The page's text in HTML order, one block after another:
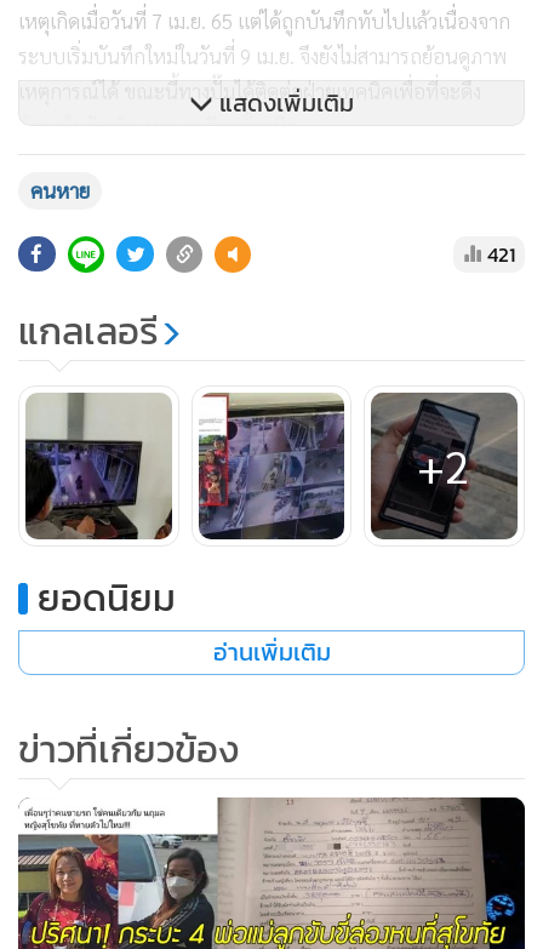
เหตุเกิดเมื่อวันที่ 7 เม.ย. 65 แต่ได้ถูกบันทึกทับไปแล้วเนื่องจาก
ระบบเริ่มบันทึกใหม่ในวันที่ 9 เม.ย. จึงยังไม่สามารถย้อนดูภาพ
เหตุการณ์ได้ ขณะนี้ทางปั๊มได้ติดต่อฝ่ายเทคนิคเพื่อที่จะดึง
ข้อมูลในวันเกิดเหตุมาดูอีกครั้งหนึ่ง
อย่างไรก็ตาม ตำรวจชุดสืบสวน สภ.พรหมพิรามกำลังตรวจสอบ
กล้องวงจรปิดตามเส้นทางที่คาดว่ามีคนขับรถยนต์มารับทั้ง 4 คน
ออกไปจากปั๊มน้ำมัน ก่อนจะหายตัวไปไม่สามารถติดต่อได้ใน
ขณะที่ผู้สื่อข่าวได้โทรศัพท์สอบถามผู้ประกอบการเต็นท์รถใน
พื้นที่จังหวัดพิษณุโลก ซึ่งติดต่อซื้อรถกระบะคันนี้ไป ซึ่งให้ข้อมูล
ว่าได้ขายรถต่อไปยังเต็นท์รถที่จังหวัดอุดรธานีแล้ว และยืนยันว่า
ทางเต็นท์ซื้อขายรถอย่างถูกต้อง
แสดงเพิ่มเติม
คนหาย
421
แกลเลอรี
+2
ยอดนิยม
อ่านเพิ่มเติม
ข่าวที่เกี่ยวข้อง